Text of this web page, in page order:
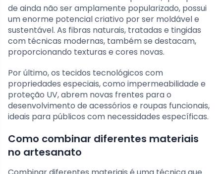
de ainda não ser amplamente popularizado, possui
um enorme potencial criativo por ser moldável e
sustentável. As fibras naturais, tratadas e tingidas
com técnicas modernas, também se destacam,
proporcionando texturas e cores novas.
Por último, os tecidos tecnológicos com
propriedades especiais, como impermeabilidade e
proteção UV, abrem novas frentes para o
desenvolvimento de acessórios e roupas funcionais,
ideais para públicos com necessidades específicas.
Como combinar diferentes materiais
no artesanato